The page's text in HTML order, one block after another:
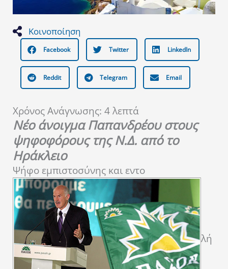
Κοινοποίηση
Facebook Twitter LinkedIn
Reddit Telegram Email
Χρόνος Ανάγνωσης: 4λεπτά
Νέο άνοιγμα Παπανδρέου στους
ψηφοφόρους της Ν.Δ. από το
Ηράκλειο
Ψήφο εμπιστοσύνης και εντο
λή